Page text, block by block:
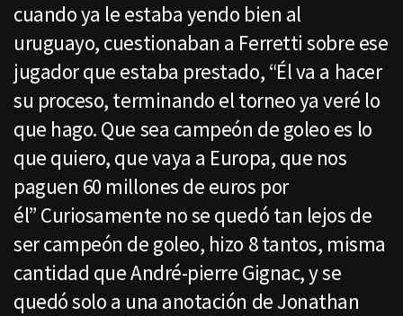
cuando ya le estaba yendo bien al
uruguayo, cuestionaban a Ferretti sobre ese
jugador que estaba prestado, “Él va a hacer
su proceso, terminando el torneo ya veré lo
que hago. Que sea campeón de goleo es lo
que quiero, que vaya a Europa, que nos
paguen 60 millones de euros por
él” Curiosamente no se quedó tan lejos de
ser campeón de goleo, hizo 8 tantos, misma
cantidad que André-pierre Gignac, y se
quedó solo a una anotación de Jonathan